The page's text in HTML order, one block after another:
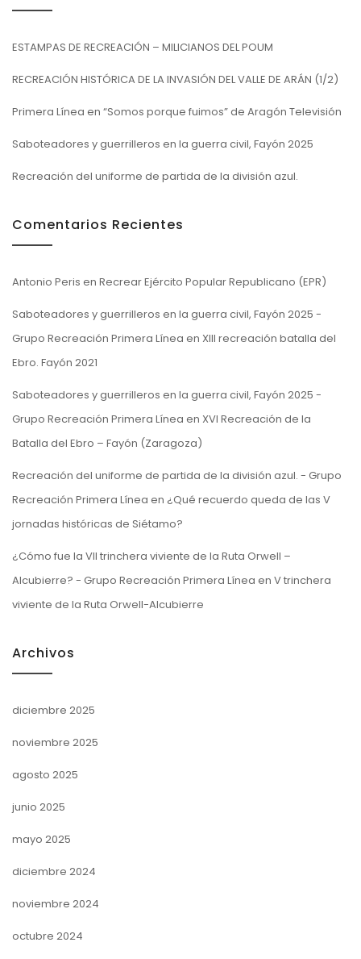
ESTAMPAS DE RECREACIÓN – MILICIANOS DEL POUM
RECREACIÓN HISTÓRICA DE LA INVASIÓN DEL VALLE DE ARÁN (1/2)
Primera Línea en “Somos porque fuimos” de Aragón Televisión
Saboteadores y guerrilleros en la guerra civil, Fayón 2025
Recreación del uniforme de partida de la división azul.
Comentarios Recientes
Antonio Peris en Recrear Ejército Popular Republicano (EPR)
Saboteadores y guerrilleros en la guerra civil, Fayón 2025 -
Grupo Recreación Primera Línea en XIII recreación batalla del
Ebro. Fayón 2021
Saboteadores y guerrilleros en la guerra civil, Fayón 2025 -
Grupo Recreación Primera Línea en XVI Recreación de la
Batalla del Ebro – Fayón (Zaragoza)
Recreación del uniforme de partida de la división azul. - Grupo
Recreación Primera Línea en ¿Qué recuerdo queda de las V
jornadas históricas de Siétamo?
¿Cómo fue la VII trinchera viviente de la Ruta Orwell –
Alcubierre? - Grupo Recreación Primera Línea en V trinchera
viviente de la Ruta Orwell-Alcubierre
Archivos
diciembre 2025
noviembre 2025
agosto 2025
junio 2025
mayo 2025
diciembre 2024
noviembre 2024
octubre 2024